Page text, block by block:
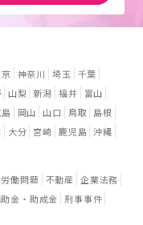
神奈川 埼玉
千葉
山梨 新潟 福井
富山
岡山 山口 鳥取
島根
大分 宮崎 鹿児島 沖縄
労働問題 不動産 企業法務
金・助成金 刑事事件